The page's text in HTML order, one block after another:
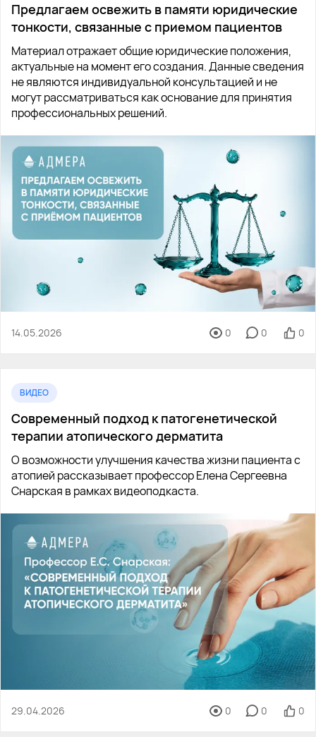
Предлагаем освежить в памяти юридические
тонкости, связанные с приемом пациентов
Материал отражает общие юридические положения,
актуальные на момент его создания. Данные сведения
не являются индивидуальной консультацией и не
могут рассматриваться как основание для принятия
профессиональных решений.
14.05.2026 0 0 0
ВИДЕО
Современный подход к патогенетической
терапии атопического дерматита
О возможности улучшения качества жизни пациента с
атопией рассказывает профессор Елена Сергеевна
Снарская в рамках видеоподкаста.
29.04.2026 0 0 0